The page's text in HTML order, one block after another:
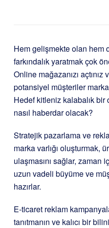
Hem gelişmekte olan hem
farkındalık yaratmak çok
Online mağazanızı
potansiyel müşteriler
Hedef kitleniz kalabalık bir
nasıl haberdar olacak?
Stratejik pazarlama ve
marka varlığı oluşturmak,
ulaşmasını sağlar, zaman
uzun vadeli büyüme ve
hazırlar.
E-ticaret reklam
tanıtmanın ve kalıcı bir